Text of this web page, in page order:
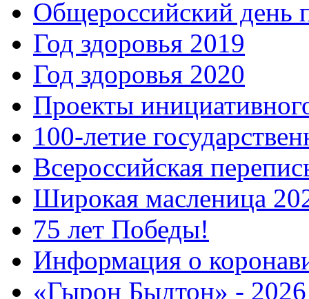
Общероссийский день
Год здоровья 2019
Год здоровья 2020
Проекты
100-летие
Всероссийская
Широкая масленица
75 лет Победы!
Информация о
«Гырон Быдтон» - 2026